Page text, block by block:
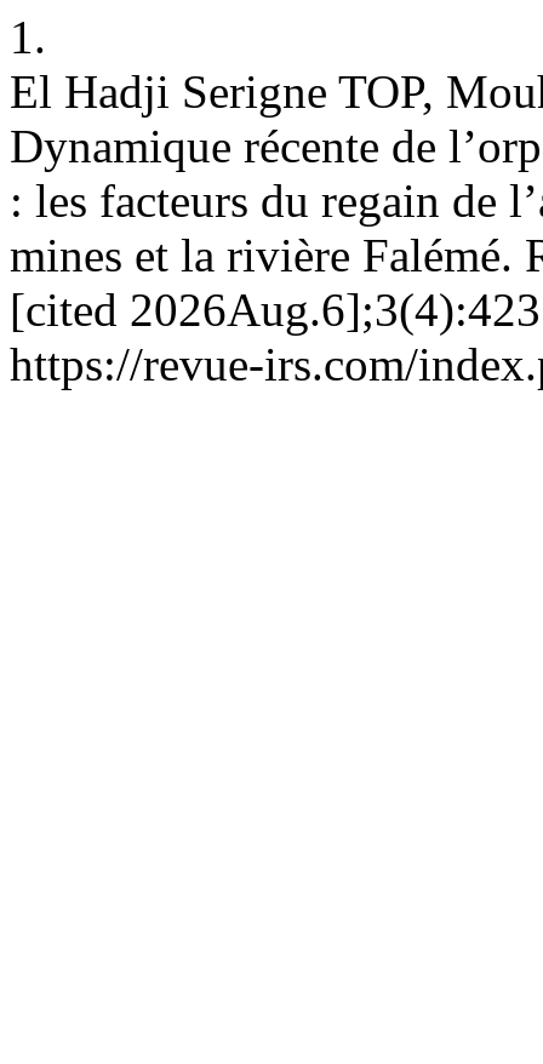
1.
El Hadji Serigne TOP,
Dynamique récente de
: les facteurs du regain de
mines et la rivière
[cited
https://revue-irs.com/